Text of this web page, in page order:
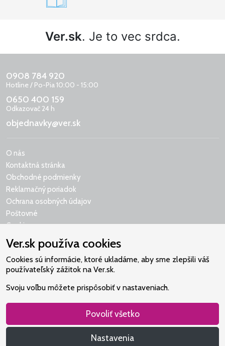
Ver.sk. Je to vec srdca.
0908 784 920
Hotline / Po-Pia 10:00 - 15:00
0650 400 159
Odkazovač 24 h
objednavky@ver.sk
O nás
Kontaktná stránka
Obchodné podmienky
Reklamačný poriadok
Ochrana osobných údajov
Poštovné
Cookies
Naše srdce je v Martindome.
Podporujeme aktivity spoločenstva,
ktoré pomáha nájsť vzťah s Bohom.
Ver.sk používa cookies
Cookies sú informácie, ktoré ukladáme, aby sme zlepšili váš
používateľský zážitok na Ver.sk.
Svoju voľbu môžete prispôsobiť v nastaveniach.
Povoliť všetko
Nastavenia